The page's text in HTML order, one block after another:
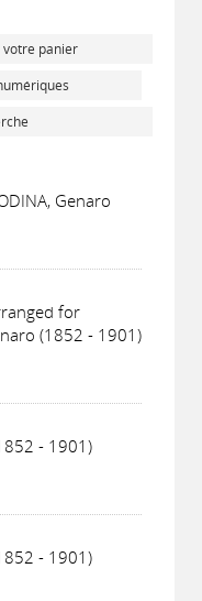
panier
Genaro
for
(1852 - 1901)
- 1901)
- 1901)